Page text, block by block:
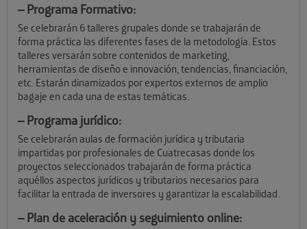
–Programa Formativo:
Se celebrarán 6 talleres grupales donde se trabajarán de
forma práctica las diferentes fases de la metodología. Estos
talleres versarán sobre contenidos de marketing,
herramientas de diseño e innovación, tendencias, financiación,
etc. Estarán dinamizados por expertos externos de amplio
bagaje en cada una de estas temáticas.
–Programa jurídico:
Se celebrarán aulas de formación jurídica y tributaria
impartidas por profesionales de Cuatrecasas donde los
proyectos seleccionados trabajarán de forma práctica
aquéllos aspectos jurídicos y tributarios necesarios para
facilitar la entrada de inversores y garantizar la escalabilidad.
–Plan de aceleración y seguimiento online: